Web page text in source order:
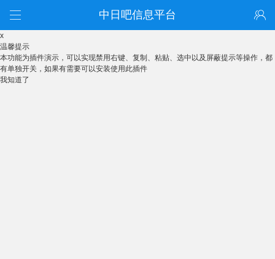
中日吧信息平台
x
温馨提示
本功能为插件演示，可以实现禁用右键、复制、粘贴、选中以及屏蔽提示等操作，都
有单独开关，如果有需要可以安装使用此插件
我知道了